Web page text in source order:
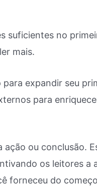
suficientes no
mais.
expandir seu
para
ação ou conclusão.
os leitores a
forneceu do